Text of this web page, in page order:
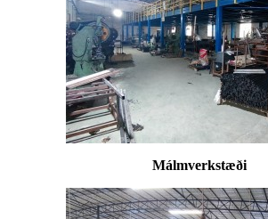
Málmverkstæði